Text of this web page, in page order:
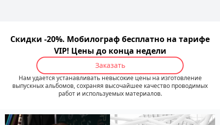
Скидки -20%. Мобилограф бесплатно на тарифе
VIP! Цены до конца недели
Заказать
Нам удается устанавливать невысокие цены на изготовление
выпускных альбомов, сохраняя высочайшее качество проводимых
работ и используемых материалов.